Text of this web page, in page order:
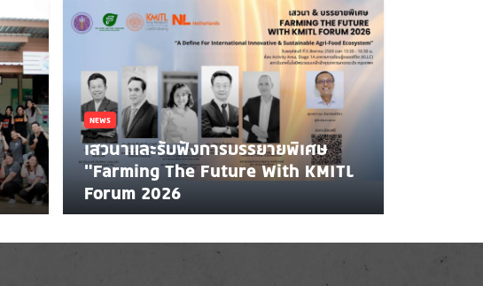
NEWS
เสวนาและรับฟังการบรรยายพิเศษ
"Farming The Future With KMITL
Forum 2026